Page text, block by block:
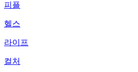
피플
헬스
라이프
컬처